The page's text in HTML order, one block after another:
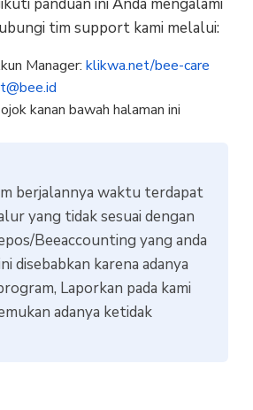
tim support kami melalui:
Manager: klikwa.net/bee-care
kanan bawah halaman ini
berjalannya waktu terdapat
yang tidak sesuai dengan
Beeaccounting yang anda
disebabkan karena adanya
Laporkan pada kami
adanya ketidak